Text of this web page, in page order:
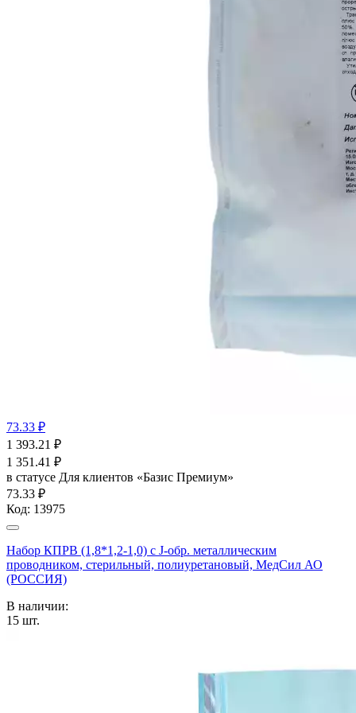
73.33 ₽
1 393.21 ₽
1 351.41 ₽
в статусе Для клиентов «Базис Премиум»
73.33 ₽
Код: 13975
Набор КПРВ (1,8*1,2-1,0) с J-обр. металлическим
проводником, стерильный, полиуретановый, МедСил АО
(РОССИЯ)
В наличии:
15 шт.